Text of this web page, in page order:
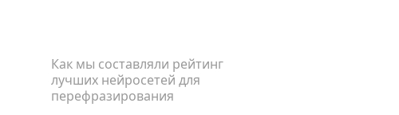
Как мы составляли рейтинг
лучших нейросетей для
перефразирования